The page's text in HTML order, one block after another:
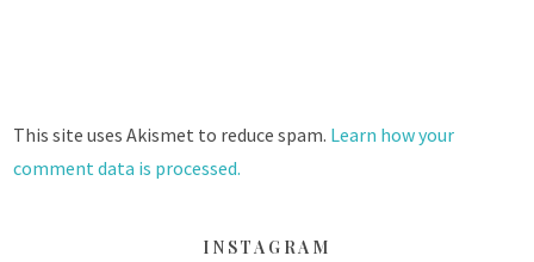
This site uses Akismet to reduce spam. Learn how your
comment data is processed.
INSTAGRAM